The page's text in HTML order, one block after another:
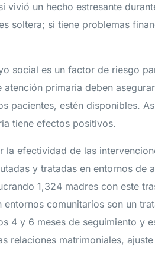
vivió un hecho estresante
soltera; si tiene problemas
social es un factor de riesgo
primaria deben
pacientes, estén disponibles.
tiene efectos positivos.
efectividad de las
y tratadas en entornos de
1,324 madres con este
comunitarios son un
4 y 6 meses de seguimiento y
relaciones matrimoniales,